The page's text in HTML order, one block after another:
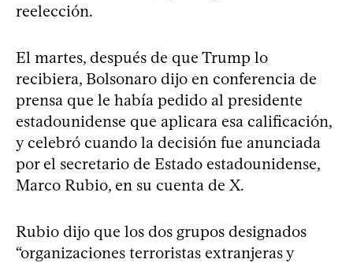
reelección.
El martes, después de que Trump lo
recibiera, Bolsonaro dijo en conferencia de
prensa que le había pedido al presidente
estadounidense que aplicara esa calificación,
y celebró cuando la decisión fue anunciada
por el secretario de Estado estadounidense,
Marco Rubio, en su cuenta de X.
Rubio dijo que los dos grupos designados
“organizaciones terroristas extranjeras y